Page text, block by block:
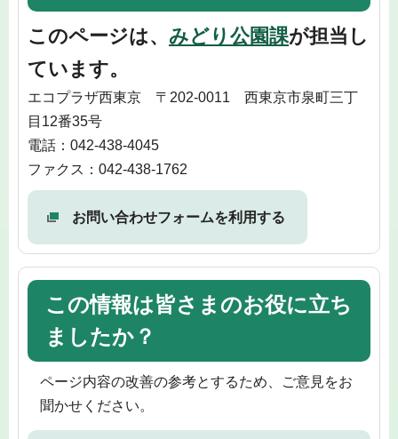
このページは、 みどり公園課が担当し
ています。
エコプラザ西東京 〒202-0011 西東京市泉町三丁
目12番35号
電話：042-438-4045
ファクス：042-438-1762
お問い合わせフォームを利用する
この情報は皆さまのお役に立ち
ましたか？
ページ内容の改善の参考とするため、ご意見をお
聞かせください。